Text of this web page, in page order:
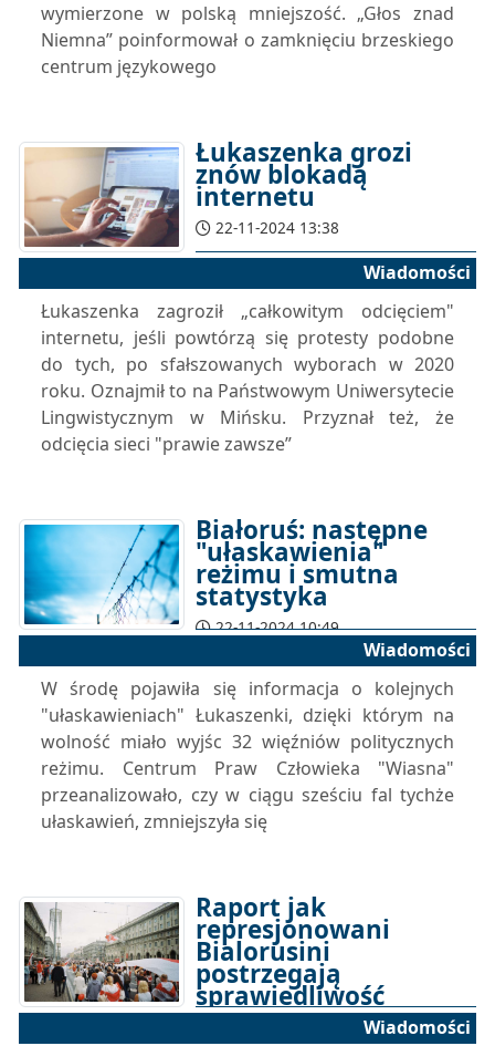
wymierzone w polską mniejszość. „Głos znad
Niemna” poinformował o zamknięciu brzeskiego
centrum językowego
Łukaszenka grozi
znów blokadą
internetu
22-11-2024 13:38
Wiadomości
Łukaszenka zagroził „całkowitym odcięciem"
internetu, jeśli powtórzą się protesty podobne
do tych, po sfałszowanych wyborach w 2020
roku. Oznajmił to na Państwowym Uniwersytecie
Lingwistycznym w Mińsku. Przyznał też, że
odcięcia sieci "prawie zawsze”
Białoruś: następne
"ułaskawienia"
reżimu i smutna
statystyka
22-11-2024 10:49
Wiadomości
W środę pojawiła się informacja o kolejnych
"ułaskawieniach" Łukaszenki, dzięki którym na
wolność miało wyjśc 32 więźniów politycznych
reżimu. Centrum Praw Człowieka "Wiasna"
przeanalizowało, czy w ciągu sześciu fal tychże
ułaskawień, zmniejszyła się
Raport jak
represjonowani
Bialorusini
postrzegają
sprawiedliwość
Wiadomości